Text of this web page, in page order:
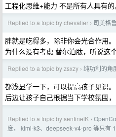
工程化思维+能力 不是所有人具有的
Replied to a topic by chevalier › 司美格
胖就是吃得多，除非你会光合作用。
为什么没有考虑 替尔泊肽，听说这
Replied to a topic by zsxzy › 纯功利的角
都浅显学一下，可以提高孩子见识。
后边让孩子自己根据当下学校氛围，
Replied to a topic by sentinelK ›
度， kimi-k3、deepseek-v4-pro 等只有